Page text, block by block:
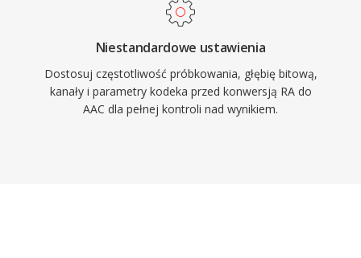
Niestandardowe ustawienia
Dostosuj częstotliwość próbkowania, głębię bitową,
kanały i parametry kodeka przed konwersją RA do
AAC dla pełnej kontroli nad wynikiem.